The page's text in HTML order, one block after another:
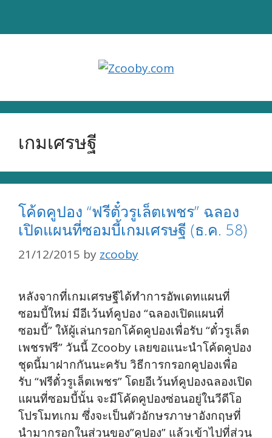
เกมเศรษฐี
โค้ดคูปอง “ฟรีตั๋วรูเล็ตเพชร” ฉลอง
เปิดแผนที่ซอมบี้เกมเศรษฐี (ธ.ค. 58)
21/12/2015 by zcooby
หลังจากที่เกมเศรษฐีได้ทำการอัพเดทแผนที่
ซอมบี้ใหม่ มีอีเว้นท์คูปอง “ฉลองเปิดแผนที่
ซอมบี้” ให้ผู้เล่นกรอกโค้ดคูปองเพื่อรับ “ตั๋วรูเล็ต
เพชรฟรี” วันนี้ Zcooby เลยขอแนะนำโค้ดคูปอง
ชุดนี้มาฝากกันนะครับ วิธีการกรอกคูปองเพื่อ
รับ “ฟรีตั๋วรูเล็ตเพชร” โดยอีเว้นท์คูปองฉลองเปิด
แผนที่ซอมบี้นั้น จะมีโค้ดคูปองซ่อนอยู่ในวีดีโอ
โปรโมทเกม ซึ่งจะเป็นตัวอักษรภาษาอังกฤษที่
นำมากรอกในส่วนของ”คูปอง” แล้วเข้าไปที่ส่วน